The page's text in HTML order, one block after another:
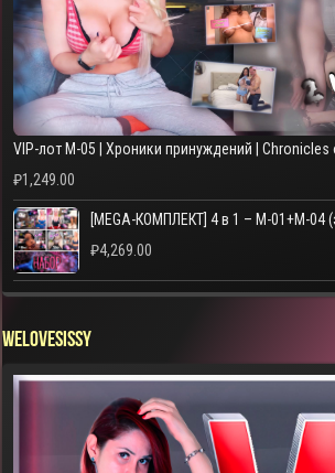
VIP-лот M-05 | Хроники принуждений |
₽1,249.00
[MEGA-КОМПЛЕКТ] 4 в 1 – M-01+M-04
₽4,269.00
WELOVESISSY